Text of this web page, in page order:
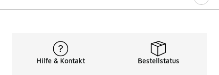
Hilfe & Kontakt Bestellstatus